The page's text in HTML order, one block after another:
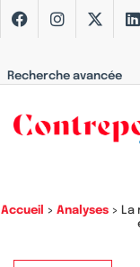
Recherche avancée
Accueil > Analyses > La